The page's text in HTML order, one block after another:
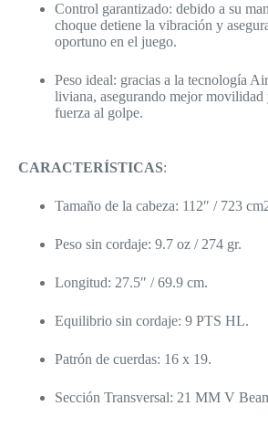
Control garantizado: debido a su
choque detiene la vibración y
oportuno en el juego.
Peso ideal: gracias a la tecnología
liviana, asegurando mejor movilidad
fuerza al golpe.
CARACTERÍSTICAS:
Tamaño de la cabeza: 112″ / 723
Peso sin cordaje: 9.7 oz / 274 gr.
Longitud: 27.5″ / 69.9 cm.
Equilibrio sin cordaje: 9 PTS HL.
Patrón de cuerdas: 16 x 19.
Sección Transversal: 21 MM V